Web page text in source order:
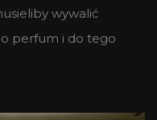
wywalić
perfum i do tego